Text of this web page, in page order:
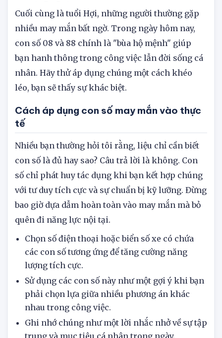
Cuối cùng là tuổi Hợi, những người thường gặp
nhiều may mắn bất ngờ. Trong ngày hôm nay,
con số 08 và 88 chính là "bùa hộ mệnh" giúp
bạn hanh thông trong công việc lẫn đời sống cá
nhân. Hãy thử áp dụng chúng một cách khéo
léo, bạn sẽ thấy sự khác biệt.
Cách áp dụng con số may mắn vào thực
tế
Nhiều bạn thường hỏi tôi rằng, liệu chỉ cần biết
con số là đủ hay sao? Câu trả lời là không. Con
số chỉ phát huy tác dụng khi bạn kết hợp chúng
với tư duy tích cực và sự chuẩn bị kỹ lưỡng. Đừng
bao giờ dựa dẫm hoàn toàn vào may mắn mà bỏ
quên đi năng lực nội tại.
Chọn số điện thoại hoặc biển số xe có chứa
các con số tương ứng để tăng cường năng
lượng tích cực.
Sử dụng các con số này như một gợi ý khi bạn
phải chọn lựa giữa nhiều phương án khác
nhau trong công việc.
Ghi nhớ chúng như một lời nhắc nhở về sự tập
trung và mục tiêu cá nhân trong ngày.